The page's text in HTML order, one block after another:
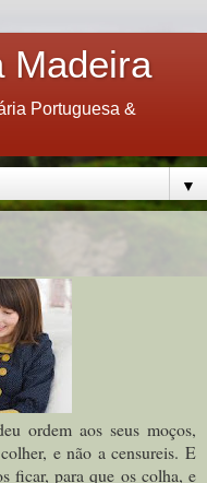
Madeira
Portuguesa &
▼
ordem aos seus moços,
e não a censureis. E
ficar, para que os colha, e